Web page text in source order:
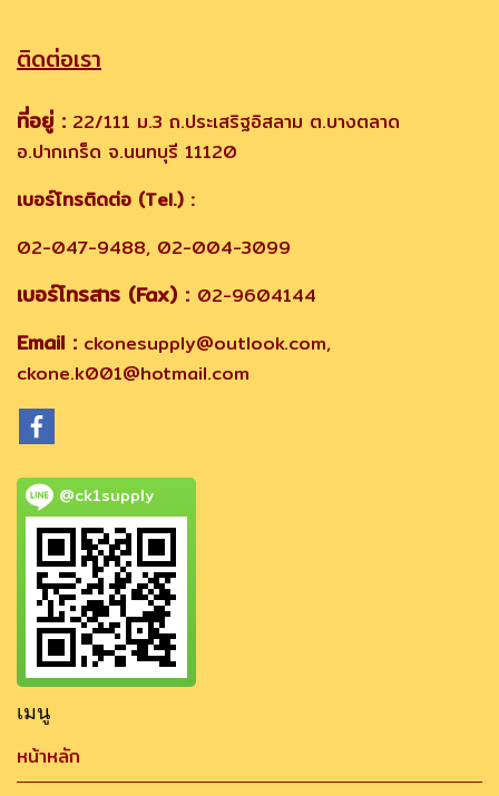
ติดต่อเรา
ที่อยู่ : 22/111 ม.3 ถ.ประเสริฐอิสลาม ต.บางตลาด
อ.ปากเกร็ด จ.นนทบุรี 11120
เบอร์โทรติดต่อ (Tel.) :
02-047-9488, 02-004-3099
เบอร์โทรสาร (Fax) : 02-9604144
Email : ckonesupply@outlook.com,
ckone.k001@hotmail.com
@ck1supply
เมนู
หน้าหลัก